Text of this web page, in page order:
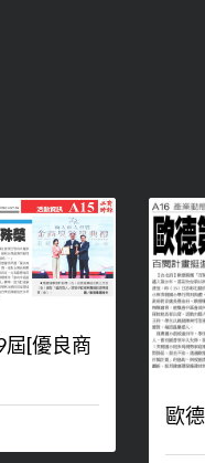
屆[優良商
歐